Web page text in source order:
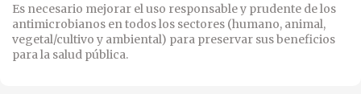
Es necesario mejorar el uso responsable y prudente de los
antimicrobianos en todos los sectores (humano, animal,
vegetal/cultivo y ambiental) para preservar sus beneficios
para la salud pública.